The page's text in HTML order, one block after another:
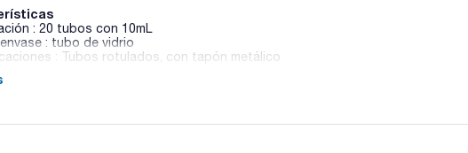
: 20 tubos con 10mL
: tubo de vidrio
: Tubos rotulados, con tapón metálico
salina para su uso en microbiología.